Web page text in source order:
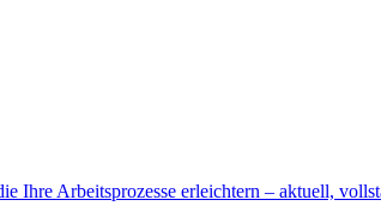
Ihre Arbeitsprozesse erleichtern – aktuell,